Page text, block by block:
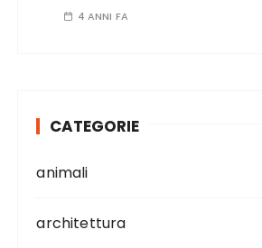
4 ANNI FA
CATEGORIE
animali
architettura